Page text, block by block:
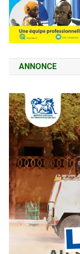
ANNONCE